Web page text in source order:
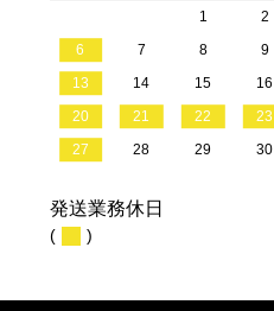
1 2
6
7 8 9
13
14 15 16
20
21 22 23
27
28 29 30
発送業務休日
( )